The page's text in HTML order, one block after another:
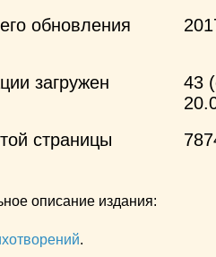
обновления
загружен
43
страницы
описание издания:
.